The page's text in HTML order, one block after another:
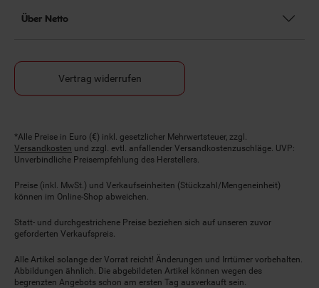
Über Netto
Vertrag widerrufen
Fußnoten
*Alle Preise in Euro (€) inkl. gesetzlicher Mehrwertsteuer, zzgl.
Versandkosten und zzgl. evtl. anfallender Versandkostenzuschläge. UVP:
Unverbindliche Preisempfehlung des Herstellers.
Preise (inkl. MwSt.) und Verkaufseinheiten (Stückzahl/Mengeneinheit)
können im Online-Shop abweichen.
Statt- und durchgestrichene Preise beziehen sich auf unseren zuvor
geforderten Verkaufspreis.
Alle Artikel solange der Vorrat reicht! Änderungen und Irrtümer vorbehalten.
Abbildungen ähnlich. Die abgebildeten Artikel können wegen des
begrenzten Angebots schon am ersten Tag ausverkauft sein.